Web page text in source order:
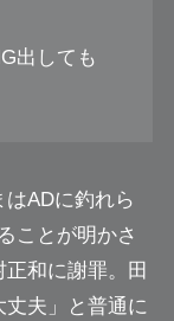
出しても
ADに釣れら
ことが明かさ
和に謝罪。田
夫」と普通に